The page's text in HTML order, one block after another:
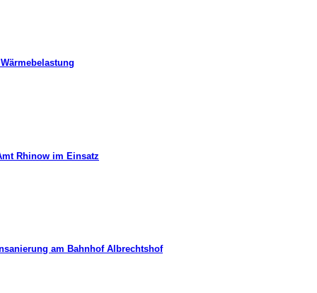
Rhinow im Einsatz
am Bahnhof Albrechtshof